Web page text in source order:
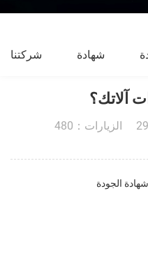
شركتنا شهادة
آلاتك؟